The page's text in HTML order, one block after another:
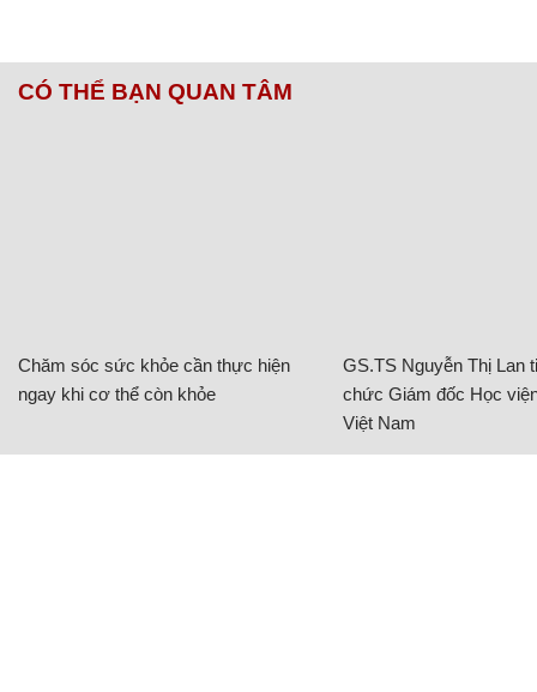
CÓ THỂ BẠN QUAN TÂM
Chăm sóc sức khỏe cần thực hiện
ngay khi cơ thể còn khỏe
GS.TS Nguyễn Thị Lan
chức Giám đốc Học
Việt Nam